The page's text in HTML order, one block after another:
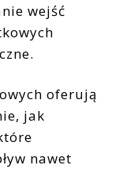
wejść
oferują
jak
nawet